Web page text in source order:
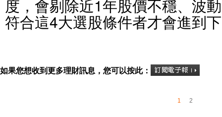
度，會剔除近1年股價不穩、波
符合這4大選股條件者才會進到
如果您想收到更多理財訊息，您可以按此：
1 2